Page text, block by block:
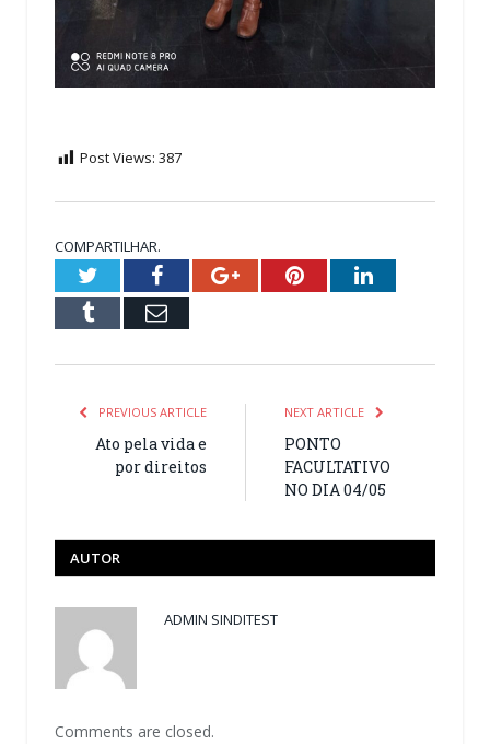
Post Views: 387
COMPARTILHAR.
TwitterFacebookGoogle+PinterestLinkedIn
Tumblr Email
PREVIOUS ARTICLE
Ato pela vida e
por direitos
NEXT ARTICLE
PONTO
FACULTATIVO
NO DIA 04/05
AUTOR
ADMIN SINDITEST
Comments are closed.